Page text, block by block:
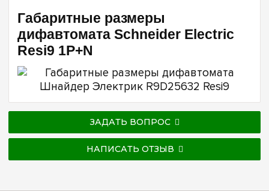
Габаритные размеры
дифавтомата Schneider Electric
Resi9 1P+N
ЗАДАТЬ ВОПРОС
НАПИСАТЬ ОТЗЫВ